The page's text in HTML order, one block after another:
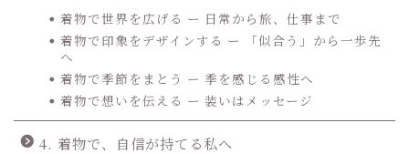
着物で世界を広げる ー 日常から旅、仕事まで
着物で印象をデザインする ー 「似合う」から一歩先
へ
着物で季節をまとう ー 季を感じる感性へ
着物で想いを伝える ー 装いはメッセージ
4. 着物で、自信が持てる私へ